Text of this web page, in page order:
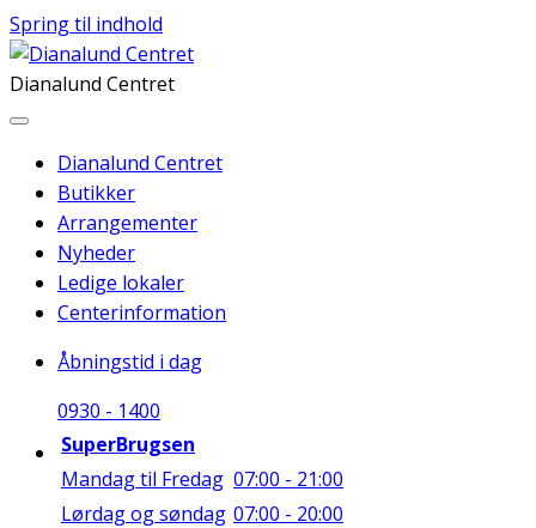
Spring til indhold
Dianalund Centret
Dianalund Centret
Butikker
Arrangementer
Nyheder
Ledige lokaler
Centerinformation
Åbningstid i dag
0930 - 1400
SuperBrugsen
Mandag til Fredag 07:00 - 21:00
Lørdag og søndag 07:00 - 20:00